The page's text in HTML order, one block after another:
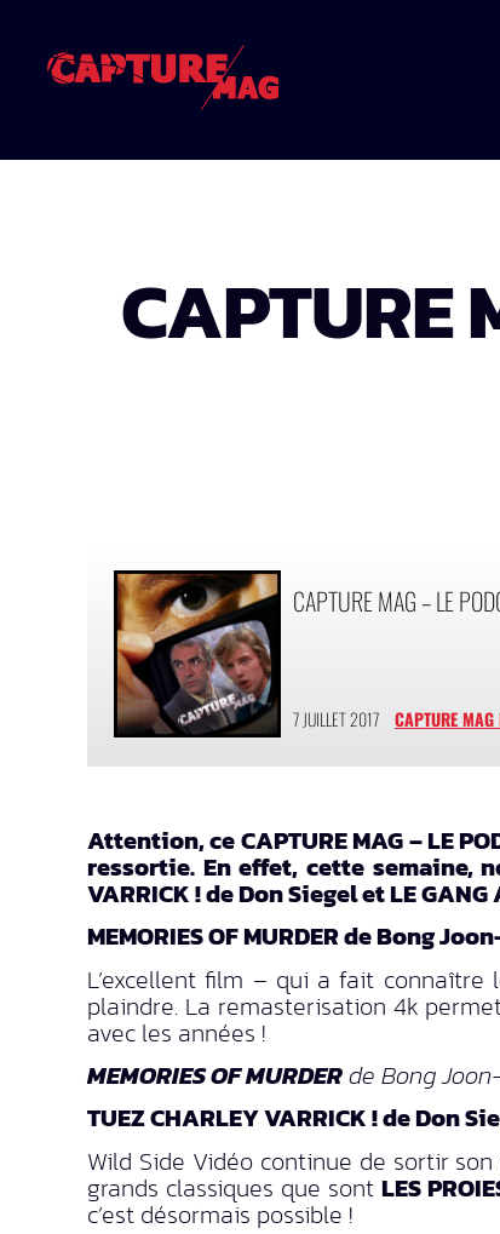
CAPTURE
CAPTURE MAG – LE
7 JUILLET 2017 CAPTURE MAG
Attention, ce CAPTURE MAG – LE
ressortie. En effet, cette semaine,
VARRICK ! de Don Siegel et LE
MEMORIES OF MURDER de Bong
L’excellent film – qui a fait
plaindre. La remasterisation 4k
avec les années !
MEMORIES OF MURDERde Bong
TUEZ CHARLEY VARRICK ! de Don
Wild Side Vidéo continue de sortir
grands classiques que sont LES
c’est désormais possible !